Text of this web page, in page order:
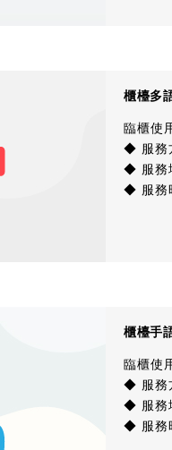
櫃檯多
臨櫃使
◆ 服務
◆ 服務
◆ 服務
櫃檯手
臨櫃使
◆ 服務
◆ 服務
◆ 服務